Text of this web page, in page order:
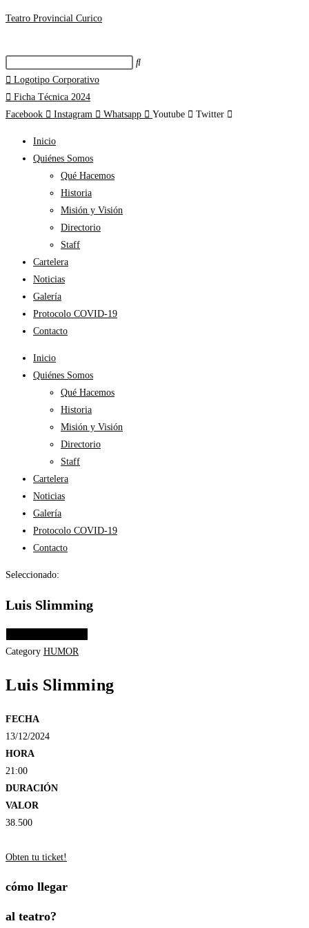
Teatro Provincial Curico
Logotipo Corporativo
Ficha Técnica 2024
Facebook
Instagram Whatsapp Youtube Twitter
Inicio
Quiénes Somos
Qué Hacemos
Historia
Misión y Visión
Directorio
Staff
Cartelera
Noticias
Galería
Protocolo COVID-19
Contacto
Inicio
Quiénes Somos
Qué Hacemos
Historia
Misión y Visión
Directorio
Staff
Cartelera
Noticias
Galería
Protocolo COVID-19
Contacto
Seleccionado:
Luis Slimming
Category HUMOR
Luis Slimming
FECHA
13/12/2024
HORA
21:00
DURACIÓN
VALOR
38.500
Obten tu ticket!
cómo llegar
al teatro?